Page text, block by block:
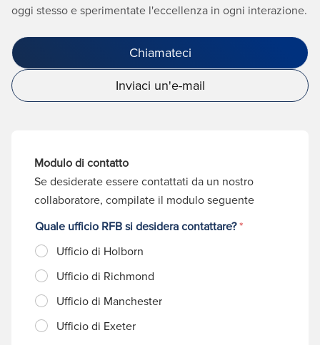
oggi stesso e sperimentate l'eccellenza in ogni interazione.
Chiamateci
Inviaci un'e-mail
Modulo di contatto
Se desiderate essere contattati da un nostro
collaboratore, compilate il modulo seguente
Quale ufficio RFB si desidera contattare?*
Ufficio di Holborn
Ufficio di Richmond
Ufficio di Manchester
Ufficio di Exeter